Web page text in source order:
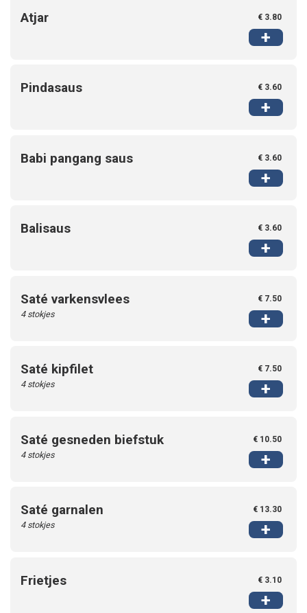
Atjar € 3.80
+
Pindasaus € 3.60
+
Babi pangang saus € 3.60
+
Balisaus € 3.60
+
Saté varkensvlees
4 stokjes
€ 7.50
+
Saté kipfilet
4 stokjes
€ 7.50
+
Saté gesneden biefstuk
4 stokjes
€ 10.50
+
Saté garnalen
4 stokjes
€ 13.30
+
Frietjes € 3.10
+